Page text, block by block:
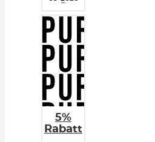
5%
Rabatt